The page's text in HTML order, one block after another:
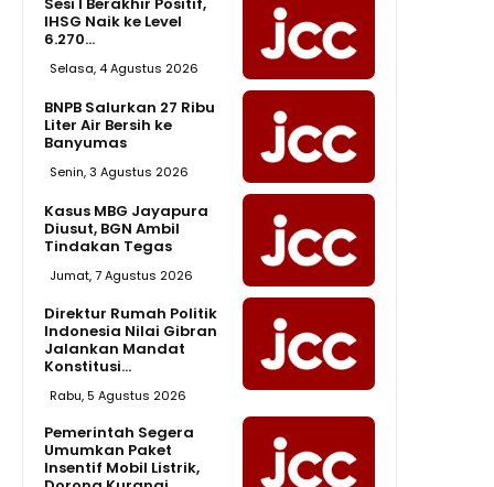
IHSG Naik ke Level
6.270...
Selasa, 4 Agustus 2026
BNPB Salurkan 27 Ribu
Liter Air Bersih ke
Banyumas
Senin, 3 Agustus 2026
Kasus MBG Jayapura
Diusut, BGN Ambil
Tindakan Tegas
Jumat, 7 Agustus 2026
Direktur Rumah Politik
Indonesia Nilai Gibran
Jalankan Mandat
Konstitusi...
Rabu, 5 Agustus 2026
Pemerintah Segera
Umumkan Paket
Insentif Mobil Listrik,